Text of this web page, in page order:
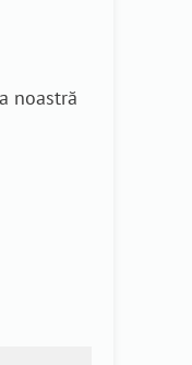
noastră